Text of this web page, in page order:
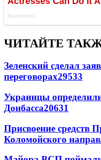
ЧИТАЙТЕ
Зеленский сделал
переговорах29533
Украинцы
Донбасса20631
Присвоение средств
Коломойского